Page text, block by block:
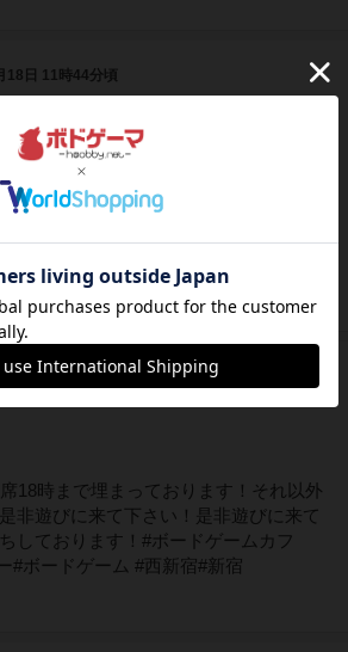
日 11時44分頃
相席可能2名様ご来店予定です！店内
おりますので是非遊びに来て下さい！
ます！#ボードゲームカフェ #ボード
ーム #西新宿#新宿
27日 11時58分頃
18時まで埋まっております！それ以外
非遊びに来て下さい！是非遊びに来て
しております！#ボードゲームカフ
#ボードゲーム #西新宿#新宿